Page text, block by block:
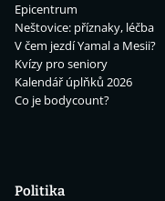
Epicentrum
Neštovice: příznaky, léčba
V čem jezdí Yamal a Mesii?
Kvízy pro seniory
Kalendář úplňků 2026
Co je bodycount?
Politika